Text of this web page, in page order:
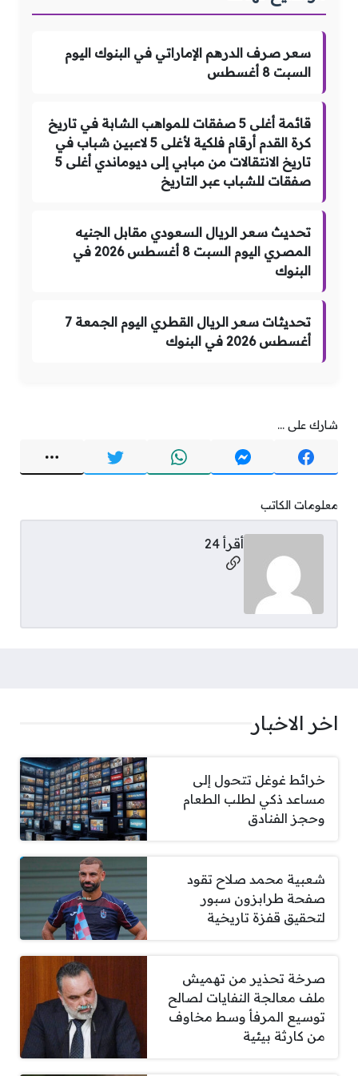
سعر صرف الدرهم الإماراتي في البنوك اليوم
السبت 8 أغسطس
قائمة أغلى 5 صفقات للمواهب الشابة في تاريخ
كرة القدم أرقام فلكية لأغلى 5 لاعبين شباب في
تاريخ الانتقالات من مبابي إلى ديوماندي أغلى 5
صفقات للشباب عبر التاريخ
تحديث سعر الريال السعودي مقابل الجنيه
المصري اليوم السبت 8 أغسطس 2026 في
البنوك
تحديثات سعر الريال القطري اليوم الجمعة 7
أغسطس 2026 في البنوك
شارك على ...
معلومات الكاتب
أقرأ 24
مواقع التواصل
اخر الاخبار
خرائط غوغل تتحول إلى
مساعد ذكي لطلب الطعام
وحجز الفنادق
شعبية محمد صلاح تقود
صفحة طرابزون سبور
لتحقيق قفزة تاريخية
صرخة تحذير من تهميش
ملف معالجة النفايات لصالح
توسيع المرفأ وسط مخاوف
من كارثة بيئية